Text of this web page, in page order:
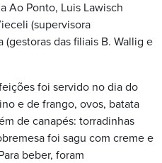
Ao Ponto, Luis Lawisch
(supervisora
das filiais B. Wallig e
foi servido no dia do
e de frango, ovos, batata
de canapés: torradinhas
foi sagu com creme e
beber, foram